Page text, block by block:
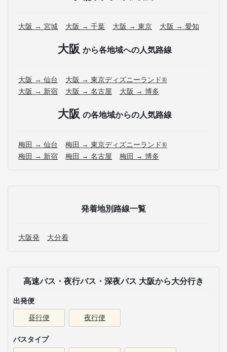
大阪 → 宮城 大阪 → 千葉 大阪 → 東京 大阪 → 愛知
大阪 から各地域への人気路線
大阪 → 仙台
大阪 → 東京ディズニーランド®
大阪 → 新宿
大阪 → 名古屋 大阪 → 博多
大阪 の各地域からの人気路線
梅田 → 仙台
梅田 → 東京ディズニーランド®
梅田 → 新宿
梅田 → 名古屋 梅田 → 博多
発着地別路線一覧
大阪発 大分着
高速バス・夜行バス・深夜バス 大阪から大分行き
出発便
昼行便 夜行便
バスタイプ